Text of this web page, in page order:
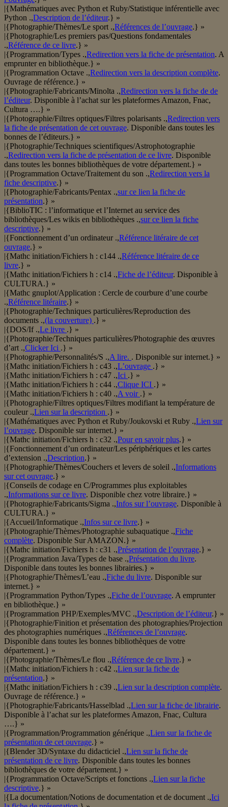
|{Mathématiques avec Python et Ruby/Statistique inférentielle avec
Python .,Description de l’éditeur.} »
|{Photographie/Thèmes/Le sport .,Références de l’ouvrage.} »
|{Photographie/Les premiers pas/Questions fondamentales
.,Référence de ce livre.} »
|{Programmation/Types .,Redirection vers la fiche de présentation. A
emprunter en bibliothèque.} »
|{Programmation Octave .,Redirection vers la description complète.
Ouvrage de référence.} »
|{Photographie/Fabricants/Minolta .,Redirection vers la fiche de de
l’éditeur. Disponible à l’achat sur les plateformes Amazon, Fnac,
Cultura ….} »
|{Photographie/Filtres optiques/Filtres polarisants .,Redirection vers
la fiche de présentation de cet ouvrage. Disponible dans toutes les
bonnes de l’éditeurs.} »
|{Photographie/Techniques scientifiques/Astrophotographie
.,Redirection vers la fiche de présentation de ce livre. Disponible
dans toutes les bonnes bibliothèques de votre département.} »
|{Programmation Octave/Traitement du son .,Redirection vers la
fiche descriptive.} »
|{Photographie/Fabricants/Pentax .,sur ce lien la fiche de
présentation.} »
|{BiblioTIC : l’informatique et l’Internet au service des
bibliothèques/Les wikis en bibliothèques .,sur ce lien la fiche
descriptive.} »
|{Fonctionnement d’un ordinateur .,Référence litéraire de cet
ouvrage.} »
|{Mathc initiation/Fichiers h : c144 .,Référence litéraire de ce
livre.} »
|{Mathc initiation/Fichiers h : c14 .,Fiche de l’éditeur. Disponible à
CULTURA.} »
|{Mathc gnuplot/Application : Cercle de courbure d’une courbe
.,Référence litéraire.} »
|{Photographie/Techniques particulières/Reproduction des
documents .,(la couverture) .} »
|{DOS/If .,Le livre .} »
|{Photographie/Techniques particulières/Photographie des œuvres
d’art .,Clicker Ici .} »
|{Photographie/Personnalités/S .,A lire. . Disponible sur internet.} »
|{Mathc initiation/Fichiers h : c43 .,L’ouvrage .} »
|{Mathc initiation/Fichiers h : c47 .,Ici .} »
|{Mathc initiation/Fichiers h : c44 .,Clique ICI .} »
|{Mathc initiation/Fichiers h : c40 .,A voir .} »
|{Photographie/Filtres optiques/Filtres modifiant la température de
couleur .,Lien sur la description .} »
|{Mathématiques avec Python et Ruby/Joukovski et Ruby .,Lien sur
l’ouvrage. Disponible sur internet.} »
|{Mathc initiation/Fichiers h : c32 .,Pour en savoir plus.} »
|{Fonctionnement d’un ordinateur/Les périphériques et les cartes
d’extension .,Description.} »
|{Photographie/Thèmes/Couchers et levers de soleil .,Informations
sur cet ouvrage.} »
|{Conseils de codage en C/Programmes plus exploitables
.,Informations sur ce livre. Disponible chez votre libraire.} »
|{Photographie/Fabricants/Sigma .,Infos sur l’ouvrage. Disponible à
CULTURA.} »
|{Accueil/Informatique .,Infos sur ce livre.} »
|{Photographie/Thèmes/Photographie subaquatique .,Fiche
complète. Disponible Sur AMAZON.} »
|{Mathc initiation/Fichiers h : c31 .,Présentation de l’ouvrage.} »
|{Programmation Java/Types de base .,Présentation du livre.
Disponible dans toutes les bonnes librairies.} »
|{Photographie/Thèmes/L’eau .,Fiche du livre. Disponible sur
internet.} »
|{Programmation Python/Types .,Fiche de l’ouvrage. A emprunter
en bibliothèque.} »
|{Programmation PHP/Exemples/MVC .,Description de l’éditeur.} »
|{Photographie/Finition et présentation des photographies/Projection
des photographies numériques .,Références de l’ouvrage.
Disponible dans toutes les bonnes bibliothèques de votre
département.} »
|{Photographie/Thèmes/Le flou .,Référence de ce livre.} »
|{Mathc initiation/Fichiers h : c42 .,Lien sur la fiche de
présentation.} »
|{Mathc initiation/Fichiers h : c39 .,Lien sur la description complète.
Ouvrage de référence.} »
|{Photographie/Fabricants/Hasselblad .,Lien sur la fiche de librairie.
Disponible à l’achat sur les plateformes Amazon, Fnac, Cultura
….} »
|{Programmation/Programmation générique .,Lien sur la fiche de
présentation de cet ouvrage.} »
|{Blender 3D/Syntaxe du didacticiel .,Lien sur la fiche de
présentation de ce livre. Disponible dans toutes les bonnes
bibliothèques de votre département.} »
|{Programmation Octave/Scripts et fonctions .,Lien sur la fiche
descriptive.} »
|{La documentation/Notions de documentation et de document .,Ici